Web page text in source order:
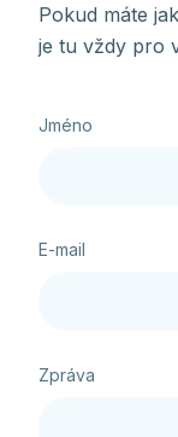
Pokud máte
je tu vždy pro
Jméno
E-mail
Zpráva